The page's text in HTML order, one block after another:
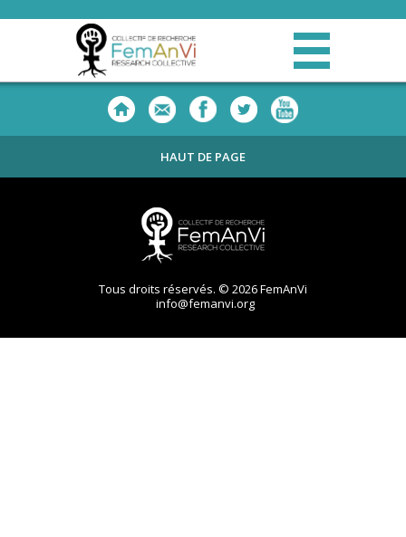
HAUT DE PAGE
Tous droits réservés. © 2026 FemAnVi
info@femanvi.org